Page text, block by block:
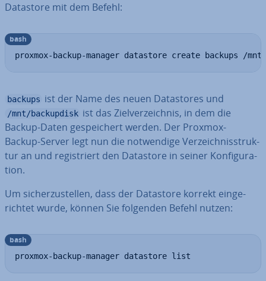
Datastore mit dem Befehl:
proxmox-backup-manager datastore create backups /
bash
backups ist der Name des neuen Da­tasto­res und
/mnt/backupdisk ist das Ziel­ver­zeich­nis, in dem die
Backup-Daten ge­spei­chert werden. Der Proxmox-
Backup-Server legt nun die not­wen­di­ge Ver­zeich­nis­struk­
tur an und re­gis­triert den Datastore in seiner Kon­fi­gu­ra­
ti­on.
Um si­cher­zu­stel­len, dass der Datastore korrekt ein­ge­
rich­tet wurde, können Sie folgenden Befehl nutzen:
proxmox-backup-manager datastore list
bash